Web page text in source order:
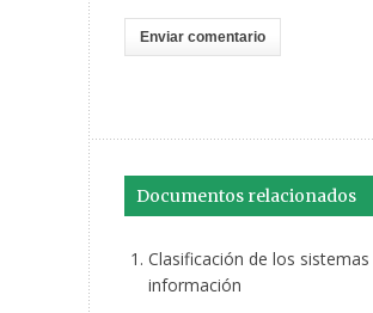
Documentos relacionados
Clasificación de los sistemas
información